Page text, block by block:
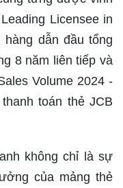
Licensee in
hàng dẫn đầu tổng
8 năm liên tiếp và
Volume 2024 -
toán thẻ JCB
không chỉ là sự
của mảng thẻ